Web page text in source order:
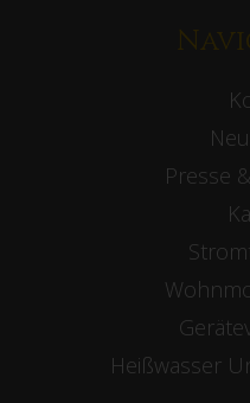
Presse
Heißwasser